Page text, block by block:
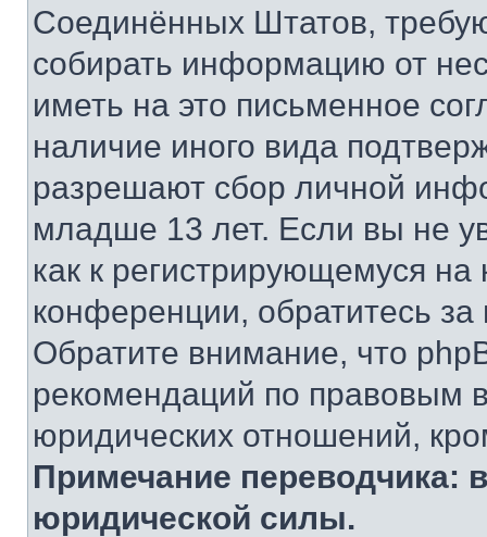
Соединённых Штатов,
собирать информацию от
иметь на это письменное
наличие иного вида
разрешают сбор личной
младше 13 лет. Если вы не
как к регистрирующемуся
конференции, обратитесь
Обратите внимание, что
рекомендаций по правовым
юридических отношений,
Примечание переводчика:
юридической силы.